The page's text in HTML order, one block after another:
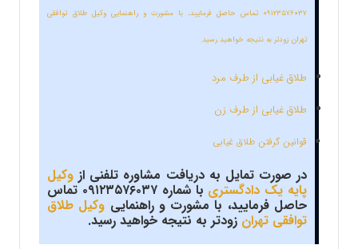
۰۹۱۲۳۵۷۶۰۳۷ تماس حاصل فرمایید، با مشورت و راهنمایی وکیل طلاق توافقی
تهران زودتر به نتیجه خواهید رسید.
طلاق غیابی از طرف مرد
طلاق غیابی از طرف زن
قوانین گرفتن طلاق غیابی
در صورت تمایل به دریافت مشاوره تلفنی از وکیل
پایه یک دادگستری با شماره ۰۹۱۲۳۵۷۶۰۳۷ تماس
حاصل فرمایید، با مشورت و راهنمایی وکیل طلاق
توافقی تهران زودتر به نتیجه خواهید رسید.